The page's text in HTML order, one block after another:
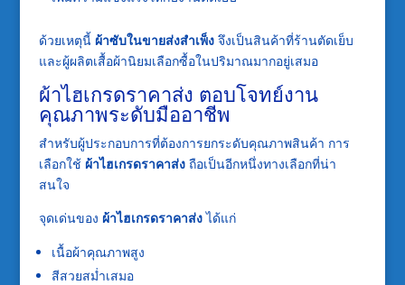
ด้วยเหตุนี้ ผ้าซับในขายส่งสำเพ็งจึงเป็นสินค้าที่ร้านตัดเย็บ
และผู้ผลิตเสื้อผ้านิยมเลือกซื้อในปริมาณมากอยู่เสมอ
ผ้าไฮเกรดราคาส่ง ตอบโจทย์งาน
คุณภาพระดับมืออาชีพ
สำหรับผู้ประกอบการที่ต้องการยกระดับคุณภาพสินค้า การ
เลือกใช้ ผ้าไฮเกรดราคาส่งถือเป็นอีกหนึ่งทางเลือกที่น่า
สนใจ
จุดเด่นของ ผ้าไฮเกรดราคาส่งได้แก่
เนื้อผ้าคุณภาพสูง
สีสวยสม่ำเสมอ